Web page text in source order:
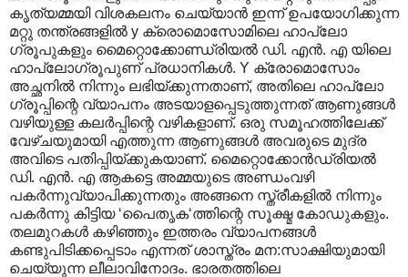
കൃത്യമ്മയി വിശകലനം ചെയ്യാന്‍‍ ഇന്ന് ഉപയോഗിക്കുന്ന
മറ്റു തന്ത്രങ്ങളില്‍ y ക്രൊമൊസോമിലെ ഹാപ്ലോ
ഗ്രൂപുകളും മൈറ്റൊക്കോണ്ഡ്രിയല്‍ ഡി. എന്‍. എ യിലെ
ഹാപ്ലോഗ്രൂപുണ് പ്രധാനികള്‍. Y ക്രോമൊസോം
അച്ഛനില്‍ നിന്നും ലഭിയ്ക്കുന്നതാണ്, അതിലെ ഹാപ്ലോ
ഗ്രൂപ്പിന്റെ വ്യാപനം അടയാളപ്പെടുത്തുന്നത് ആണുങ്ങള്‍
വഴിയുള്ള കലര്‍പ്പിന്റെ വഴികളാണ്. ഒരു സമൂഹത്തിലേക്ക്
വേഴ്ചയുമായി എത്തുന്ന ആണുങ്ങള്‍ അവരുടെ മുദ്ര
അവിടെ പതിപ്പിയ്ക്കുകയാണ്. മൈറ്റൊക്കോന്‍ഡ്രിയല്‍
ഡി. എന്‍. എ ആകട്ടെ അമ്മയുടെ അണ്ഡംവഴി
പകര്‍ന്നുവ്യാപിക്കുന്നതും അങ്ങനെ സ്ത്രീകളില്‍ നിന്നും
പകര്‍ന്നു കിട്ടിയ ‘പൈതൃക‘ത്തിന്റെ സൂക്ഷ്മ കോഡുകളും.
തലമുറകള്‍ കഴിഞ്ഞും ഇത്തരം വ്യാപനങ്ങള്‍
കണ്ടുപിടിക്കപ്പെടാം എന്നത് ശാസ്ത്രം മന:സാക്ഷിയുമായി
ചെയ്യുന്ന ലീലാവിനോദം. ഭാരതത്തിലെ